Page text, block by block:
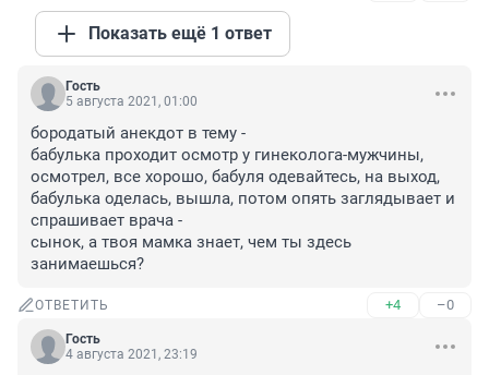
Показать ещё 1 ответ
Гость
5 августа 2021, 01:00
бородатый анекдот в тему -
бабулька проходит осмотр у гинеколога-мужчины,
осмотрел, все хорошо, бабуля одевайтесь, на выход,
бабулька оделась, вышла, потом опять заглядывает и
спрашивает врача -
сынок, а твоя мамка знает, чем ты здесь
занимаешься?
ОТВЕТИТЬ +4 –0
Гость
4 августа 2021, 23:19